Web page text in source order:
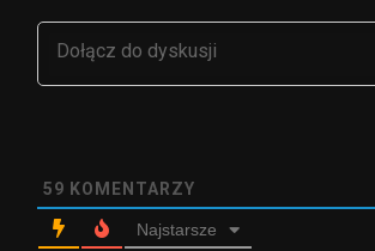
59 KOMENTARZY
Najstarsze